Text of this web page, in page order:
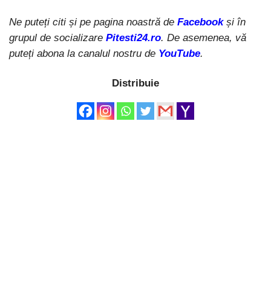
Ne puteți citi și pe pagina noastră de Facebook și în
grupul de socializare Pitesti24.ro. De asemenea, vă
puteți abona la canalul nostru de YouTube.
Distribuie